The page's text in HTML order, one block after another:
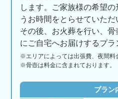
します。ご家族様の希望
うお時間をとらせていただ
その後、お火葬を行い、
にご自宅へお届けするプラ
※エリアによっては出張費、夜間料
※骨壺は料金に含まれております。
プラン